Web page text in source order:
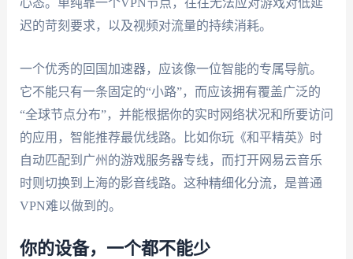
心态。单纯靠一个VPN节点，往往无法应对游戏对低延
迟的苛刻要求，以及视频对流量的持续消耗。
一个优秀的回国加速器，应该像一位智能的专属导航。
它不能只有一条固定的“小路”，而应该拥有覆盖广泛的
“全球节点分布”，并能根据你的实时网络状况和所要访问
的应用，智能推荐最优线路。比如你玩《和平精英》时
自动匹配到广州的游戏服务器专线，而打开网易云音乐
时则切换到上海的影音线路。这种精细化分流，是普通
VPN难以做到的。
你的设备，一个都不能少